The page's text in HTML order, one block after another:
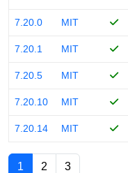
7.20.0 MIT
7.20.1 MIT
7.20.5 MIT
7.20.10 MIT
7.20.14 MIT
1 2 3